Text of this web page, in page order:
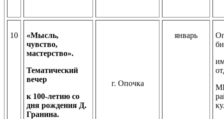
10
«Мысль,
чувство,
мастерство».
Тематический
вечер
к 100-летию со
дня рождения Д.
Гранина.
г. Опочка
январь